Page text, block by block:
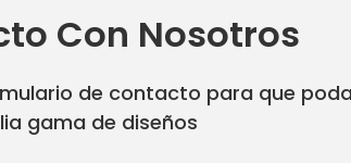
Con Nosotros
de contacto para que
gama de diseños